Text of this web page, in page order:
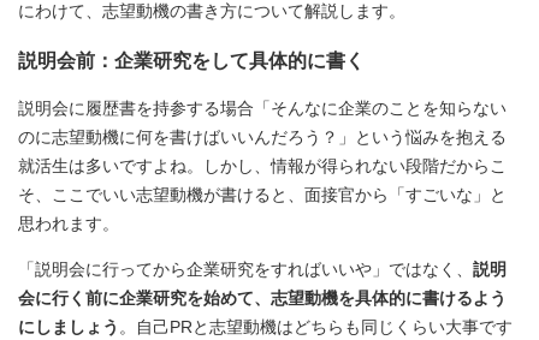
にわけて、志望動機の書き方について解説します。
説明会前：企業研究をして具体的に書く
説明会に履歴書を持参する場合「そんなに企業のことを知らない
のに志望動機に何を書けばいいんだろう？」という悩みを抱える
就活生は多いですよね。しかし、情報が得られない段階だからこ
そ、ここでいい志望動機が書けると、面接官から「すごいな」と
思われます。
「説明会に行ってから企業研究をすればいいや」ではなく、 説明
会に行く前に企業研究を始めて、志望動機を具体的に書けるよう
にしましょう 。自己PRと志望動機はどちらも同じくらい大事です